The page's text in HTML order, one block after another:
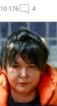
10 176 4